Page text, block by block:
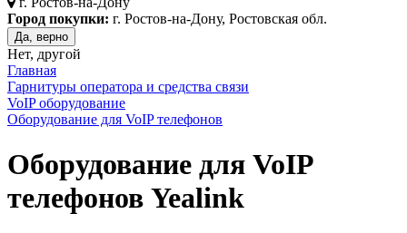
Город покупки: г. Ростов-на-Дону, Ростовская обл.
Да, верно
Нет, другой
Главная
Гарнитуры оператора и средства связи
VoIP оборудование
Оборудование для VoIP телефонов
Оборудование для VoIP
телефонов Yealink